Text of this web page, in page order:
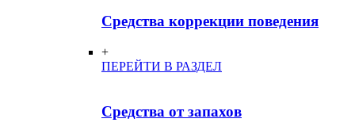
Средства коррекции поведения
+
ПЕРЕЙТИ В РАЗДЕЛ
Средства от запахов